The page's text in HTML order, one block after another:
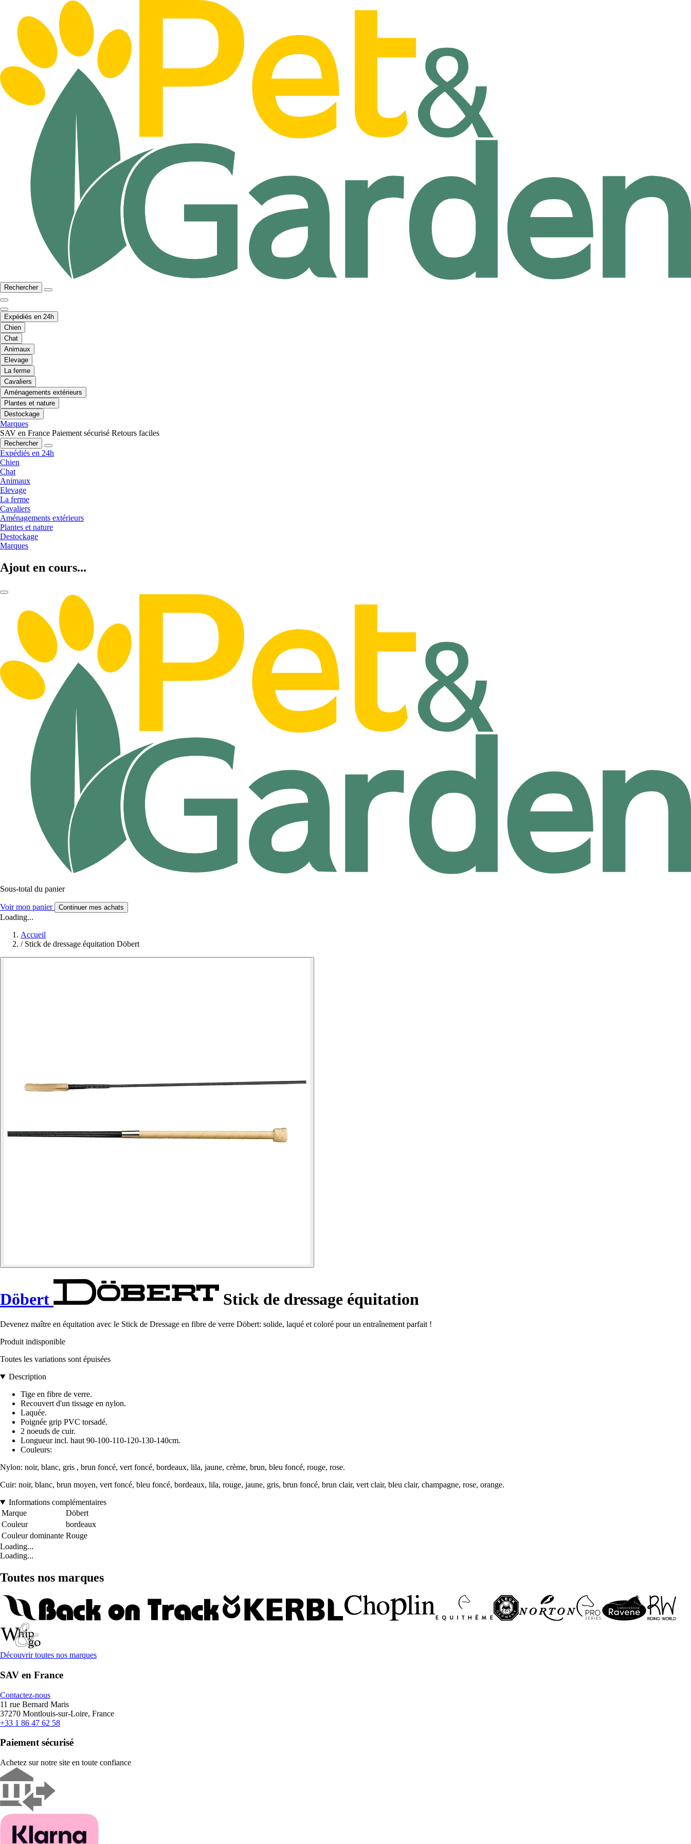
Rechercher
Expédiés en 24h
Chien
Chat
Animaux
Elevage
La ferme
Cavaliers
Aménagements extérieurs
Plantes et nature
Destockage
Marques
SAV en France Paiement sécurisé Retours faciles
Rechercher
Expédiés en 24h
Chien
Chat
Animaux
Elevage
La ferme
Cavaliers
Aménagements extérieurs
Plantes et nature
Destockage
Marques
Ajout en cours...
Sous-total du panier
Voir mon panier Continuer mes achats
Loading...
Accueil
/ Stick de dressage équitation Döbert
Döbert Stick de dressage équitation
Devenez maître en équitation avec le Stick de Dressage en fibre de verre Döbert: solide, laqué et coloré pour un entraînement parfait !
Produit indisponible
Toutes les variations sont épuisées
Description
Tige en fibre de verre.
Recouvert d'un tissage en nylon.
Laquée.
Poignée grip PVC torsadé.
2 noeuds de cuir.
Longueur incl. haut 90-100-110-120-130-140cm.
Couleurs:
Nylon: noir, blanc, gris , brun foncé, vert foncé, bordeaux, lila, jaune, crème, brun, bleu foncé, rouge, rose.
Cuir: noir, blanc, brun moyen, vert foncé, bleu foncé, bordeaux, lila, rouge, jaune, gris, brun foncé, brun clair, vert clair, bleu clair, champagne, rose, orange.
Informations complémentaires
Marque
Döbert
Couleur
bordeaux
Couleur dominante Rouge
Loading...
Loading...
Toutes nos marques
Découvrir toutes nos marques
SAV en France
Contactez-nous
11 rue Bernard Maris
37270 Montlouis-sur-Loire, France
+33 1 86 47 62 58
Paiement sécurisé
Achetez sur notre site en toute confiance